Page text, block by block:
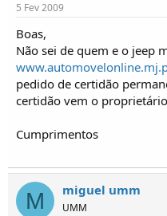
5 Fev 2009
Boas,
Não sei de quem e o jeep
pedido de certidão
certidão vem o
Cumprimentos
M miguel umm
UMM